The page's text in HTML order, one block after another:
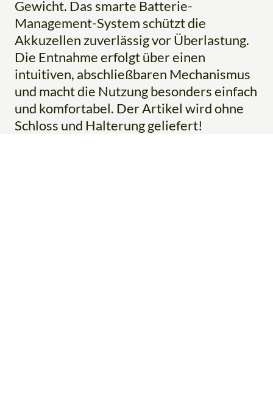
Gewicht. Das smarte Batterie-
Management-System schützt die
Akkuzellen zuverlässig vor Überlastung.
Die Entnahme erfolgt über einen
intuitiven, abschließbaren Mechanismus
und macht die Nutzung besonders einfach
und komfortabel. Der Artikel wird ohne
Schloss und Halterung geliefert!